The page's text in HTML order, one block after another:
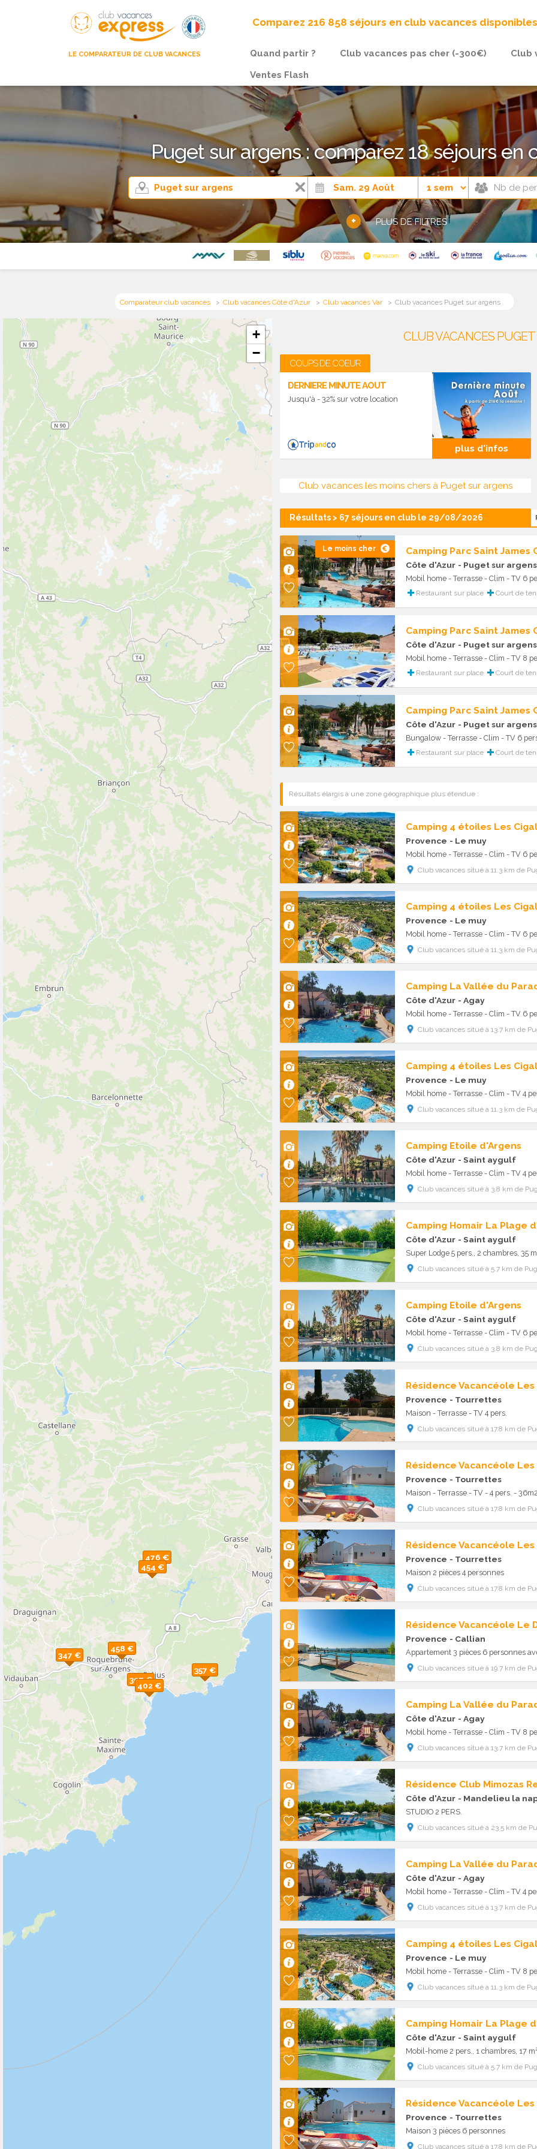
LE COMPARATEUR DE CLUB VACANCES
Comparez 216 858 séjours en club vacances disponibles
Quand partir ? Club vacances pas cher (-300€)
Club
Ventes Flash
Puget sur argens : comparez 18 séjours en
+ PLUS DE FILTRES
Comparateur club vacances Club vacances Côte d'Azur Club vacances Var Club vacances Puget sur argens
458 €
347 €
357 €
397 €
402 €
454 €
476 €
+
−
CLUB VACANCES
COUPS DE COEUR
DERNIERE MINUTE AOUT
Jusqu'à - 32% sur votre location
plus d'infos
Club vacances les moins chers à Puget sur argens
Résultats > 67 séjours en club le 29/08/2026
Le moins cher Camping Parc Saint James
Côte d'Azur - Puget sur argens
Mobil home - Terrasse - Clim - TV 6
Restaurant sur place Court de
Camping Parc Saint James
Côte d'Azur - Puget sur argens
Mobil home - Terrasse - Clim - TV 8
Restaurant sur place Court de
Camping Parc Saint James
Côte d'Azur - Puget sur argens
Bungalow - Terrasse - Clim - TV 6
Restaurant sur place Court de
Résultats élargis à une zone géographique plus étendue :
Camping 4 étoiles Les
Provence - Le muy
Mobil home - Terrasse - Clim - TV 6
Club vacances situé à 11.3 km de
Camping 4 étoiles Les
Provence - Le muy
Mobil home - Terrasse - Clim - TV 6
Club vacances situé à 11.3 km de
Camping La Vallée du
Côte d'Azur - Agay
Mobil home - Terrasse - Clim - TV 6
Club vacances situé à 13.7 km de
Camping 4 étoiles Les
Provence - Le muy
Mobil home - Terrasse - Clim - TV 4
Club vacances situé à 11.3 km de
Camping Etoile d'Argens
Côte d'Azur - Saint aygulf
Mobil home - Terrasse - Clim - TV 4
Club vacances situé à 3.8 km de
Camping Homair La Plage
Côte d'Azur - Saint aygulf
Super Lodge 5 pers., 2 chambres, 35
Club vacances situé à 5.7 km de
Camping Etoile d'Argens
Côte d'Azur - Saint aygulf
Mobil home - Terrasse - Clim - TV 6
Club vacances situé à 3.8 km de
Provence - Tourrettes
Maison - Terrasse - TV 4 pers.
Club vacances situé à 17.8 km de
Provence - Tourrettes
Maison - Terrasse - TV - 4 pers. -
Club vacances situé à 17.8 km de
Provence - Tourrettes
Maison 2 pièces 4 personnes
Club vacances situé à 17.8 km de
Provence - Callian
Appartement 3 pièces 6 personnes
Club vacances situé à 19.7 km de
Camping La Vallée du
Côte d'Azur - Agay
Mobil home - Terrasse - Clim - TV 8
Club vacances situé à 13.7 km de
Résidence Club Mimozas
Côte d'Azur - Mandelieu la
STUDIO 2 PERS.
Club vacances situé à 23.5 km de
Camping La Vallée du
Côte d'Azur - Agay
Mobil home - Terrasse - Clim - TV 4
Club vacances situé à 13.7 km de
Camping 4 étoiles Les
Provence - Le muy
Mobil home - Terrasse - Clim - TV 8
Club vacances situé à 11.3 km de
Camping Homair La Plage
Côte d'Azur - Saint aygulf
Mobil-home 2 pers., 1 chambres, 17
Club vacances situé à 5.7 km de
Provence - Tourrettes
Maison 3 pièces 6 personnes
Club vacances situé à 17.8 km de